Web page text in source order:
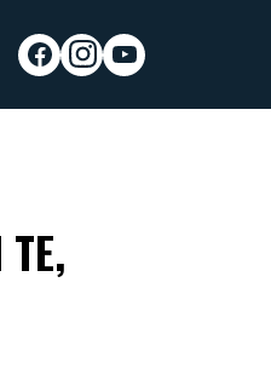
facebookinstagram
youtube